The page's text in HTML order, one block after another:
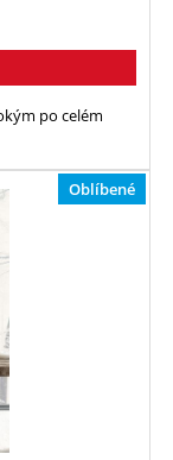
po celém
Oblíbené